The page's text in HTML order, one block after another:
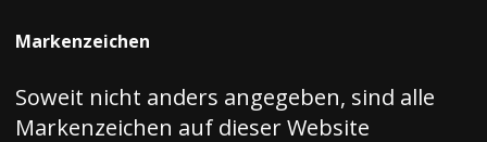
Markenzeichen
Soweit nicht anders angegeben, sind alle
Markenzeichen auf dieser Website